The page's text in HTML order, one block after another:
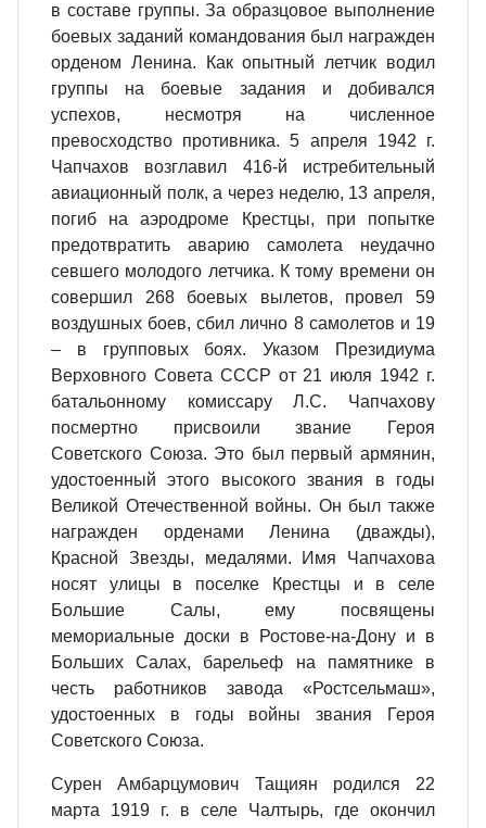
в составе группы. За образцовое выполнение
боевых заданий командования был награжден
орденом Ленина. Как опытный летчик водил
группы на боевые задания и добивался
успехов, несмотря на численное
превосходство противника. 5 апреля 1942 г.
Чапчахов возглавил 416-й истребительный
авиационный полк, а через неделю, 13 апреля,
погиб на аэродроме Крестцы, при попытке
предотвратить аварию самолета неудачно
севшего молодого летчика. К тому времени он
совершил 268 боевых вылетов, провел 59
воздушных боев, сбил лично 8 самолетов и 19
– в групповых боях. Указом Президиума
Верховного Совета СССР от 21 июля 1942 г.
батальонному комиссару Л.С. Чапчахову
посмертно присвоили звание Героя
Советского Союза. Это был первый армянин,
удостоенный этого высокого звания в годы
Великой Отечественной войны. Он был также
награжден орденами Ленина (дважды),
Красной Звезды, медалями. Имя Чапчахова
носят улицы в поселке Крестцы и в селе
Большие Салы, ему посвящены
мемориальные доски в Ростове-на-Дону и в
Больших Салах, барельеф на памятнике в
честь работников завода «Ростсельмаш»,
удостоенных в годы войны звания Героя
Советского Союза.
Сурен Амбарцумович Тащиян родился 22
марта 1919 г. в селе Чалтырь, где окончил